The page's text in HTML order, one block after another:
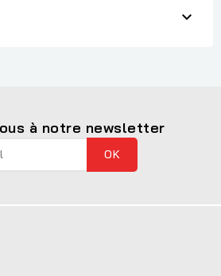

à notre newsletter